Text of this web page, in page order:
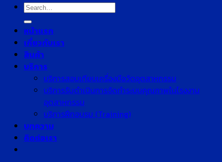
Search
for:
หน้าแรก
เกี่ยวกับเรา
สินค้า
บริการ
บริการสอบเทียบเครื่องมือวัดอุตสาหกรรม
บริการรับดำเนินการจัดทำระบบคุณภาพในโรงงาน
อุตสาหกรรม
บริการฝึกอบรม (Training)
บทความ
ติดต่อเรา